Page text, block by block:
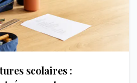
scolaires :